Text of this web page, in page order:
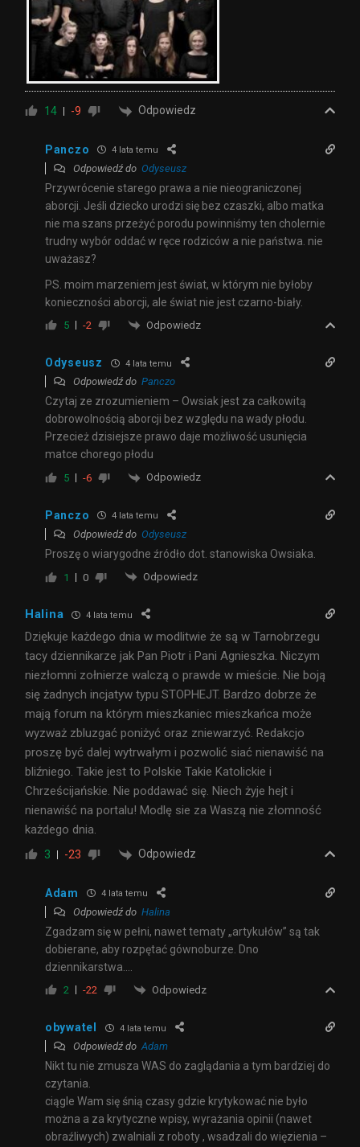
14 -9 Odpowiedz
Panczo 4 lata temu
Odpowiedź do Odyseusz
Przywrócenie starego prawa a nie nieograniczonej
aborcji. Jeśli dziecko urodzi się bez czaszki, albo matka
nie ma szans przeżyć porodu powinniśmy ten cholernie
trudny wybór oddać w ręce rodziców a nie państwa. nie
uważasz?
PS. moim marzeniem jest świat, w którym nie byłoby
konieczności aborcji, ale świat nie jest czarno-biały.
5 -2 Odpowiedz
Odyseusz 4 lata temu
Odpowiedź do Panczo
Czytaj ze zrozumieniem – Owsiak jest za całkowitą
dobrowolnością aborcji bez względu na wady płodu.
Przecież dzisiejsze prawo daje możliwość usunięcia
matce chorego płodu
5 -6 Odpowiedz
Panczo 4 lata temu
Odpowiedź do Odyseusz
Proszę o wiarygodne źródło dot. stanowiska Owsiaka.
1 0 Odpowiedz
Halina 4 lata temu
Dziękuje każdego dnia w modlitwie że są w Tarnobrzegu
tacy dziennikarze jak Pan Piotr i Pani Agnieszka. Niczym
niezłomni zołnierze walczą o prawde w mieście. Nie boją
się żadnych incjatyw typu STOPHEJT. Bardzo dobrze że
mają forum na którym mieszkaniec mieszkańca może
wyzważ zbluzgać poniżyć oraz zniewarzyć. Redakcjo
proszę być dalej wytrwałym i pozwolić siać nienawiść na
bliźniego. Takie jest to Polskie Takie Katolickie i
Chrześcijańskie. Nie poddawać się. Niech żyje hejt i
nienawiść na portalu! Modlę sie za Waszą nie złomność
każdego dnia.
3 -23 Odpowiedz
Adam 4 lata temu
Odpowiedź do Halina
Zgadzam się w pełni, nawet tematy „artykułów” są tak
dobierane, aby rozpętać gównoburze. Dno
dziennikarstwa….
2 -22 Odpowiedz
obywatel 4 lata temu
Odpowiedź doAdam
Nikt tu nie zmusza WAS do zaglądania a tym bardziej do
czytania.
ciągle Wam się śnią czasy gdzie krytykować nie było
można a za krytyczne wpisy, wyrażania opinii (nawet
obraźliwych) zwalniali z roboty , wsadzali do więzienia –